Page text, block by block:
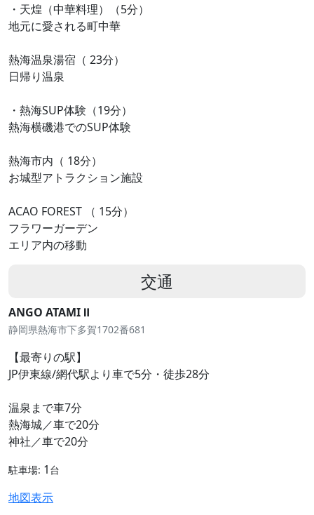
・天煌（中華料理）（5分）
地元に愛される町中華
熱海温泉湯宿（ 23分）
日帰り温泉
・熱海SUP体験（19分）
熱海横磯港でのSUP体験
熱海市内（ 18分）
お城型アトラクション施設
ACAO FOREST （ 15分）
フラワーガーデン
エリア内の移動
交通
ANGO ATAMI Ⅱ
静岡県熱海市下多賀1702番681
【最寄りの駅】
JP伊東線/網代駅より車で5分・徒歩28分
温泉まで車7分
熱海城／車で20分
神社／車で20分
駐車場: 1 台
地図表示